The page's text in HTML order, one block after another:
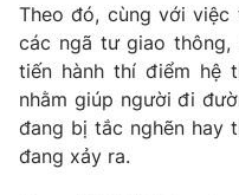
Thế giới đó đây
Câu chuyện quốc tế
Tài chính
Thị trường
Góc doanh nghiệp
Dữ liệu và đời sống
Truyền hình
Phim VTV
Theo đó, cùng với việc
các ngã tư giao thông,
tiến hành thí điểm hệ
nhằm giúp người đi
đang bị tắc nghẽn hay
đang xảy ra.